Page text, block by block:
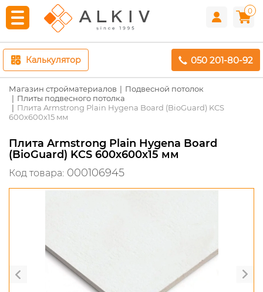
0
Калькулятор 050 201-80-92
Магазин стройматериалов
Подвесной потолок
Плиты подвесного потолка
Плита Armstrong Plain Hygena Board (BioGuard) KCS
600х600х15 мм
Плита Armstrong Plain Hygena Board
(BioGuard) KCS 600х600х15 мм
Код товара: 000106945